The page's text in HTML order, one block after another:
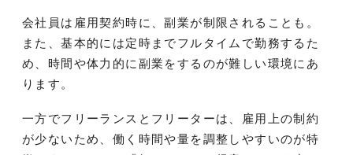
会社員は雇用契約時に、副業が制限されることも。
また、基本的には定時までフルタイムで勤務するた
め、時間や体力的に副業をするのが難しい環境にあ
ります。
一方でフリーランスとフリーターは、雇用上の制約
が少ないため、働く時間や量を調整しやすいのが特